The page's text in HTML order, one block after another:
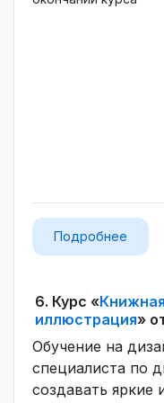
Подробнее
6. Курс «
иллюстрация»
Обучение на
специалиста по
создавать яркие